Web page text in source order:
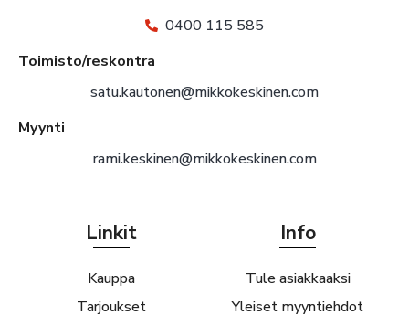
0400 115 585
Toimisto/reskontra
satu.kautonen@mikkokeskinen.com
Myynti
rami.keskinen@mikkokeskinen.com
Linkit
Kauppa
Tarjoukset
Info
Tule asiakkaaksi
Yleiset myyntiehdot